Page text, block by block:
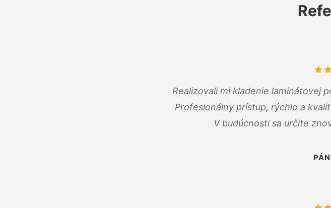
Realizovali mi kladenie laminátovej
Profesionálny prístup, rýchlo a
V budúcnosti sa určite